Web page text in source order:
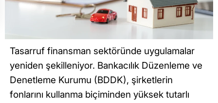
Tasarruf finansman sektöründe uygulamalar
yeniden şekilleniyor. Bankacılık Düzenleme ve
Denetleme Kurumu (BDDK), şirketlerin
fonlarını kullanma biçiminden yüksek tutarlı